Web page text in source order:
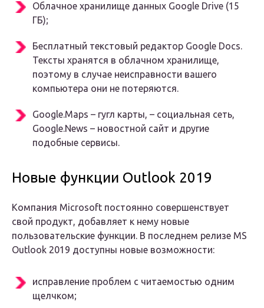
Облачное хранилище данных Google Drive (15
ГБ);
Бесплатный текстовый редактор Google Docs.
Тексты хранятся в облачном хранилище,
поэтому в случае неисправности вашего
компьютера они не потеряются.
Google.Maps – гугл карты, – социальная сеть,
Google.News – новостной сайт и другие
подобные сервисы.
Новые функции Outlook 2019
Компания Microsoft постоянно совершенствует
свой продукт, добавляет к нему новые
пользовательские функции. В последнем релизе MS
Outlook 2019 доступны новые возможности:
исправление проблем с читаемостью одним
щелчком;